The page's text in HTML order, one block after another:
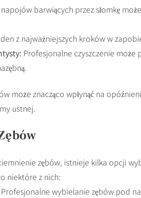
barwiących przez słomkę
z najważniejszych kroków w
Profesjonalne czyszczenie może
może znacząco wpłynąć na
ustnej.
zębów, istnieje kilka opcji
niektóre z nich:
Profesjonalne wybielanie zębów pod